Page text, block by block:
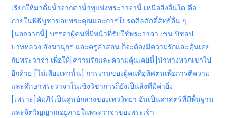
เรียกให้มาดื่มน้ำจากตาน้ำพุแห่งพระวาจานี้ เหนือสิ่งอื่นใด คือ
ภายในพิธีบูชาขอบพระคุณและการโปรดศีลศักดิ์สิทธิ์อื่น ๆ
[นอกจากนี้] บรรดาผู้คนที่มีหน้าที่รับใช้พระวาจา เช่น บิชอป
บาทหลวง สังฆานุกร และครูคำสอน ก็จะต้องมีความรักและคุ้นเคย
กับพระวาจา เพื่อให้[ความรักและความคุ้นเคยนี้]นำทางพวกเขาไป
อีกด้วย [ไม่เพียงเท่านั้น] การงานของผู้คนที่อุทิศตนเพื่อการตีความ
และศึกษาพระวาจาในเชิงวิชาการก็ยังเป็นสิ่งที่มีค่ายิ่ง
[เพราะ]คัมภีร์เป็นศูนย์กลางของเทววิทยา อันเป็นศาสตร์ที่มีพื้นฐาน
และจิตวิญญาณอยู่ภายในพระวาจาของพระเจ้า